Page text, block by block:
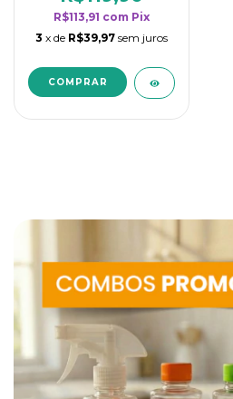
R$113,91 com Pix
3 x de R$39,97 sem juros